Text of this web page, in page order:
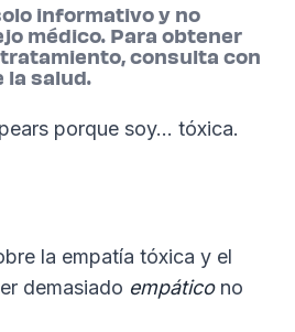
informativo y no
médico. Para obtener
consulta con
la salud.
porque soy... tóxica.
la empatía tóxica y el
demasiado empáticono